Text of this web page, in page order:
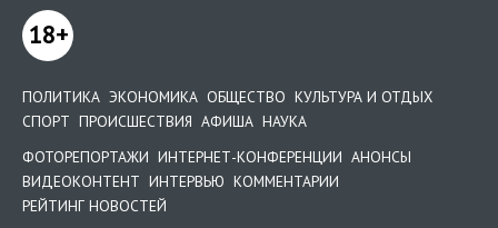
18+
ПОЛИТИКА ЭКОНОМИКА ОБЩЕСТВО КУЛЬТУРА И ОТДЫХ
СПОРТ ПРОИСШЕСТВИЯ АФИША НАУКА
ФОТОРЕПОРТАЖИ ИНТЕРНЕТ-КОНФЕРЕНЦИИ АНОНСЫ
ВИДЕОКОНТЕНТ ИНТЕРВЬЮ КОММЕНТАРИИ
РЕЙТИНГ НОВОСТЕЙ